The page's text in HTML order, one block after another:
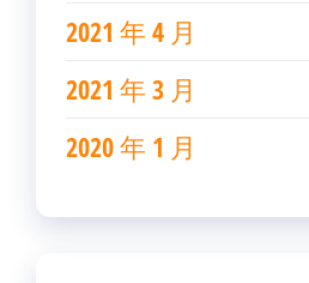
2021 年 4 月
2021 年 3 月
2020 年 1 月